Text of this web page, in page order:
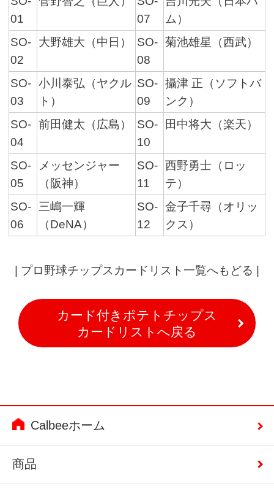
01
07
ム）
SO-
02
大野雄大（中日）
SO-
08
菊池雄星（西武）
SO-
03
小川泰弘（ヤクル
ト）
SO-
09
攝津 正（ソフトバ
ンク）
SO-
04
前田健太（広島）
SO-
10
田中将大（楽天）
SO-
05
メッセンジャー
（阪神）
SO-
11
西野勇士（ロッ
テ）
SO-
06
三嶋一輝
（DeNA）
SO-
12
金子千尋（オリッ
クス）
プロ野球チップスカードリスト一覧へもどる
カード付きポテトチップス
カードリストへ戻る
Calbeeホーム
商品